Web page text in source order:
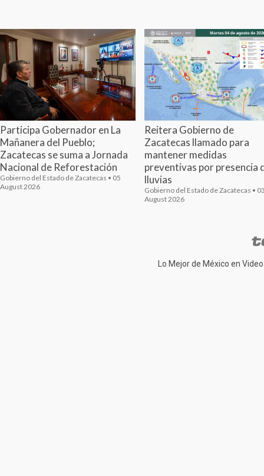
Participa Gobernador en La
Mañanera del Pueblo;
Zacatecas se suma a Jornada
Nacional de Reforestación
Gobierno del Estado de Zacatecas • 05
August 2026
Reitera Gobierno de
Zacatecas llamado para
mantener medidas
preventivas por presencia
lluvias
Gobierno del Estado de Zacatecas •
August 2026
Lo Mejor de México en